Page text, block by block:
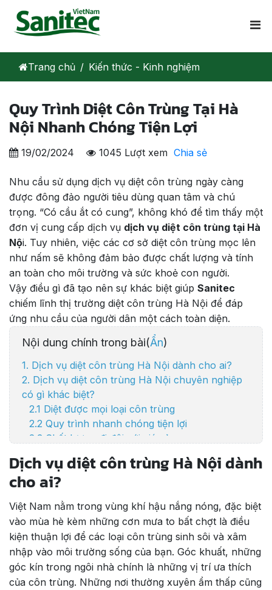
Trang chủ Kiến thức - Kinh nghiệm
Quy Trình Diệt Côn Trùng Tại Hà
Nội Nhanh Chóng Tiện Lợi
19/02/2024 1045 Lượt xem Chia sẻ
Nhu cầu sử dụng dịch vụ diệt côn trùng ngày càng
được đông đảo người tiêu dùng quan tâm và chú
trọng. “Có cầu ắt có cung”, không khó để tìm thấy một
đơn vị cung cấp dịch vụ dịch vụ diệt côn trùng tại Hà
Nội. Tuy nhiên, việc các cơ sở diệt côn trùng mọc lên
như nấm sẽ không đảm bảo được chất lượng và tính
an toàn cho môi trường và sức khoẻ con người.
Vậy điều gì đã tạo nên sự khác biệt giúp Sanitec
chiếm lĩnh thị trường diệt côn trùng Hà Nội để đáp
ứng nhu cầu của người dân một cách toàn diện.
Nội dung chính trong bài(Ẩn)
1. Dịch vụ diệt côn trùng Hà Nội dành cho ai?
2. Dịch vụ diệt côn trùng Hà Nội chuyên nghiệp
có gì khác biệt?
2.1 Diệt được mọi loại côn trùng
2.2 Quy trình nhanh chóng tiện lợi
2.3 Chất lượng đi đôi với giá cả
tại Hà Nội
Dịch vụ diệt côn trùng Hà Nội dành
cho ai?
Việt Nam nằm trong vùng khí hậu nắng nóng, đặc biệt
vào mùa hè kèm những cơn mưa to bất chợt là điều
kiện thuận lợi để các loại côn trùng sinh sôi và xâm
nhập vào môi trường sống của bạn. Góc khuất, những
góc kín trong ngôi nhà chính là những vị trí ưa thích
của côn trùng. Những nơi thường xuyên ẩm thấp cũng